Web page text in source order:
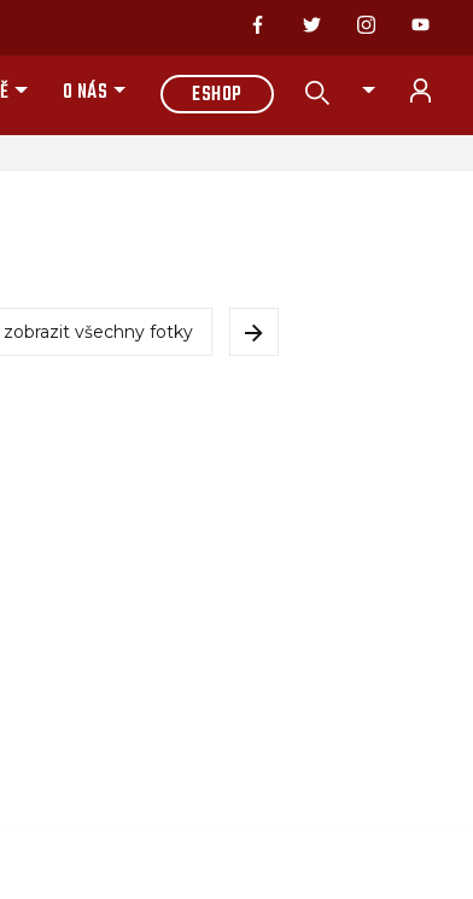
O NÁS ESHOP
zobrazit všechny fotky